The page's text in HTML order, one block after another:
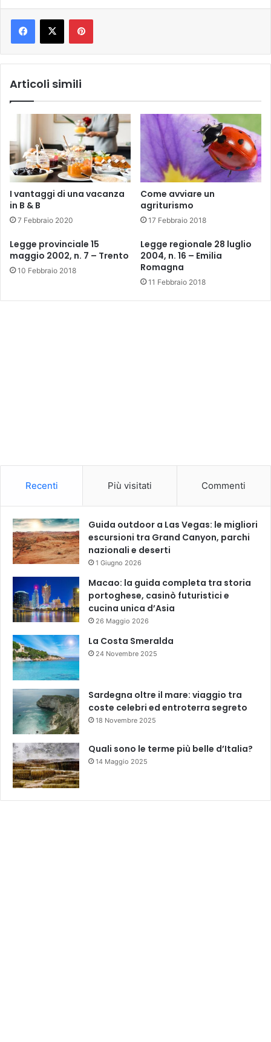
Pinterest
Articoli simili
I vantaggi di una vacanza
in B & B
7 Febbraio 2020
Come avviare un
agriturismo
17 Febbraio 2018
Legge provinciale 15
maggio 2002, n. 7 – Trento
10 Febbraio 2018
Legge regionale 28 luglio
2004, n. 16 – Emilia
Romagna
11 Febbraio 2018
Recenti Più visitati Commenti
Guida outdoor a Las Vegas: le migliori
escursioni tra Grand Canyon, parchi
nazionali e deserti
1 Giugno 2026
Macao: la guida completa tra storia
portoghese, casinò futuristici e
cucina unica d’Asia
26 Maggio 2026
La Costa Smeralda
24 Novembre 2025
Sardegna oltre il mare: viaggio tra
coste celebri ed entroterra segreto
18 Novembre 2025
Quali sono le terme più belle d’Italia?
14 Maggio 2025